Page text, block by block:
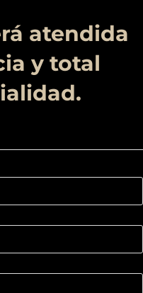
atendida
y total